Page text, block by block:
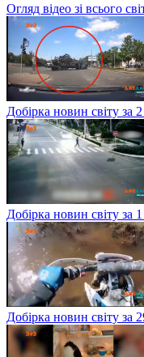
Огляд відео зі всього
Добірка новин світу за
Добірка новин світу за
Добірка новин світу за